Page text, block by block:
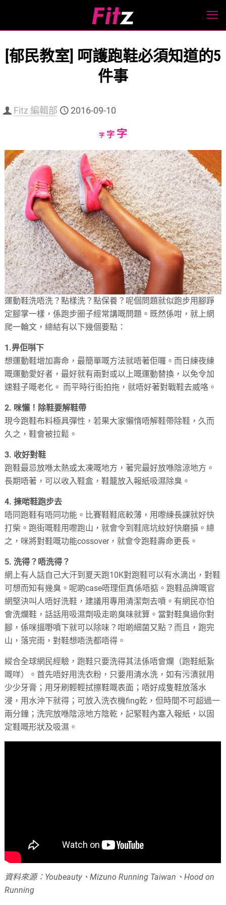
[郁民教室] 呵護跑鞋必須知道的5
件事
Fitz 編輯部 2016-09-10
字Decrease
size.
字Reset
size.
字Increase
size.
運動鞋洗唔洗？點樣洗？點保養？呢個問題就似跑步用腳踭
定腳掌一樣，係跑步圈子經常講嘅問題。既然係咁，就上網
爬一輪文，總結有以下幾個要點：
1.畀佢唞下
想運動鞋增加壽命，最簡單嘅方法就唔著佢囉。而日練夜練
嘅運動愛好者，最好就有兩對或以上嘅運動替換，以免令加
速鞋子嘅老化。 而平時行街拍拖，就唔好著對戰鞋去威咯。
2. 咪懶！除鞋要解鞋帶
現今跑鞋布料極具彈性，若果大家懶惰唔解鞋帶除鞋，久而
久之，鞋會被拉鬆。
3. 收好對鞋
跑鞋最忌放喺太熱或太凍嘅地方，著完最好放喺陰涼地方。
長期唔著，可以收入鞋盒，鞋籠放入報紙吸濕除臭。
4. 揀啱鞋跑步去
唔同跑鞋有唔同功能。比賽鞋鞋底較薄，用嚟練長課就好快
打柴。跑街嘅鞋用嚟跑山，就會令到鞋底坑紋好快磨損。總
之，咪將對鞋嘅功能cossover，就會令跑鞋壽命更長。
5. 洗得？唔洗得？
網上有人話自己大汗到夏天跑10K對跑鞋可以有水滴出，對鞋
可想而知有幾臭。呢啲case唔理佢真係唔掂。跑鞋品牌嘅官
網堅決叫人唔好洗鞋，建議用專用清潔劑去噴。有網民亦怕
會洗爛鞋，話話用吸濕劑吸走啲臭味就算。當對鞋臭過你對
腳，係咪搵嘢噴下就可以除味？咁啲細菌又點？而且，跑完
山，落完雨，對鞋想唔洗都唔得。
縱合全球網民經驗，跑鞋只要洗得其法係唔會爛（跑鞋紙紥
嘅咩）。首先唔好用洗衣粉，只要用清水洗，如有污漬就用
少少牙膏；用牙刷輕輕拭擦鞋嘅表面；唔好成隻鞋放落水
浸，用水沖下就得；可放入洗衣機fing乾，但時間不可超過一
兩分鐘；洗完放喺陰涼地方陰乾，記緊鞋內塞入報紙，以固
定鞋嘅形狀及吸濕。
資料來源：Youbeauty、Mizuno Running Taiwan、Hood on
Running